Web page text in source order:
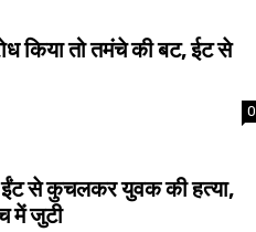
किया तो तमंचे की बट, ईट से
0
से कुचलकर युवक की हत्या,
में जुटी